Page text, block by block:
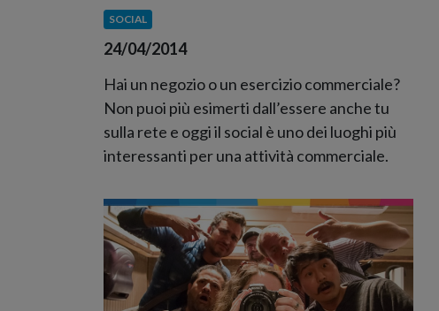
SOCIAL
24/04/2014
Hai un negozio o un esercizio commerciale?
Non puoi più esimerti dall’essere anche tu
sulla rete e oggi il social è uno dei luoghi più
interessanti per una attività commerciale.